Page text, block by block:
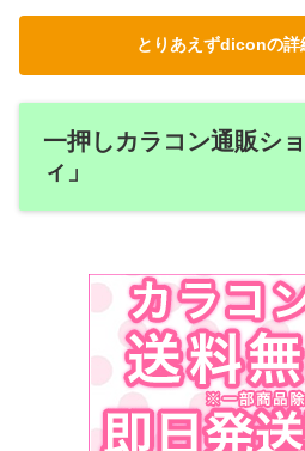
とりあえずdiconの詳
一押しカラコン通販シ
ィ」